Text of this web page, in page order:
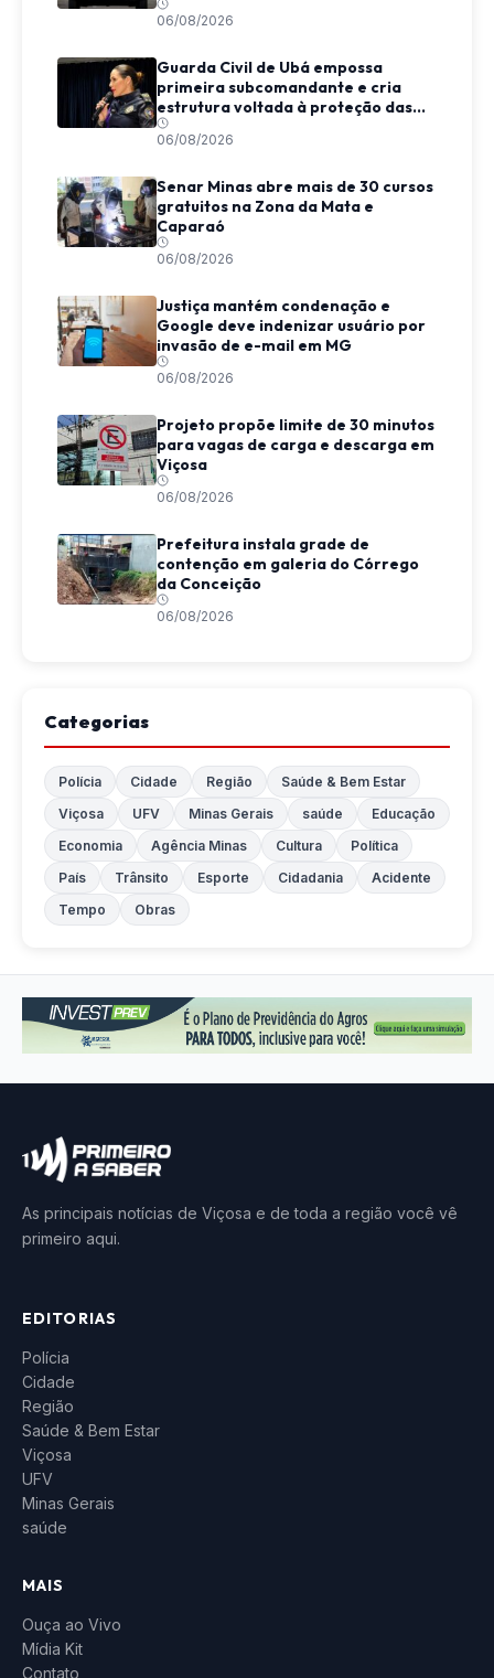
06/08/2026
Guarda Civil de Ubá empossa
primeira subcomandante e cria
estrutura voltada à proteção das
mulheres
06/08/2026
Senar Minas abre mais de 30 cursos
gratuitos na Zona da Mata e
Caparaó
06/08/2026
Justiça mantém condenação e
Google deve indenizar usuário por
invasão de e-mail em MG
06/08/2026
Projeto propõe limite de 30 minutos
para vagas de carga e descarga em
Viçosa
06/08/2026
Prefeitura instala grade de
contenção em galeria do Córrego
da Conceição
06/08/2026
Categorias
Polícia Cidade Região
Saúde & Bem Estar
Viçosa
UFV Minas Gerais saúde
Educação
Economia
Agência Minas Cultura
Política
País
Trânsito Esporte Cidadania
Acidente
Tempo
Obras
As principais notícias de Viçosa e de toda a região você vê
primeiro aqui.
EDITORIAS
Polícia
Cidade
Região
Saúde & Bem Estar
Viçosa
UFV
Minas Gerais
saúde
MAIS
Ouça ao Vivo
Mídia Kit
Contato